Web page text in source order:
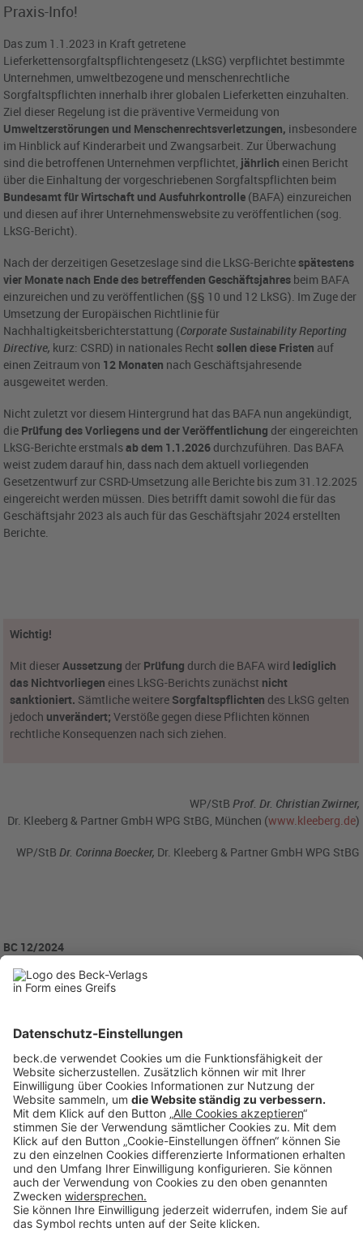
Praxis-Info!
Das zum 1.1.2023 in Kraft getretene
Lieferkettensorgfaltspflichtengesetz (LkSG) verpflichtet bestimmte
Unternehmen, umweltbezogene und menschenrechtliche
Sorgfaltspflichten innerhalb ihrer globalen Lieferketten einzuhalten.
Ziel dieser Regelung ist die präventive Vermeidung von
Umweltzerstörungen und Menschenrechtsverletzungen, insbesondere
im Hinblick auf Kinderarbeit und Zwangsarbeit. Zur Überwachung
sind die betroffenen Unternehmen verpflichtet, jährlich einen Bericht
über die Einhaltung der vorgeschriebenen Sorgfaltspflichten beim
Bundesamt für Wirtschaft und Ausfuhrkontrolle (BAFA) einzureichen
und diesen auf ihrer Unternehmenswebsite zu veröffentlichen (sog.
LkSG-Bericht).
Nach der derzeitigen Gesetzeslage sind die LkSG-Berichtespätestens
vier Monate nach Ende des betreffenden Geschäftsjahres beim BAFA
einzureichen und zu veröffentlichen (§§ 10 und 12 LkSG). Im Zuge der
Umsetzung der Europäischen Richtlinie für
Nachhaltigkeitsberichterstattung (Corporate Sustainability Reporting
Directive, kurz: CSRD) in nationales Rechtsollen diese Fristen auf
einen Zeitraum von 12 Monaten nach Geschäftsjahresende
ausgeweitet werden.
Nicht zuletzt vor diesem Hintergrund hat das BAFA nun angekündigt,
die Prüfung des Vorliegens und der Veröffentlichung der eingereichten
LkSG-Berichte erstmalsab dem 1.1.2026 durchzuführen. Das BAFA
weist zudem darauf hin, dass nach dem aktuell vorliegenden
Gesetzentwurf zur CSRD-Umsetzung alle Berichte bis zum 31.12.2025
eingereicht werden müssen. Dies betrifft damit sowohl die für das
Geschäftsjahr 2023 als auch für das Geschäftsjahr 2024 erstellten
Berichte.
Wichtig!
Mit dieserAussetzung der Prüfung durch die BAFA wird lediglich
das Nichtvorliegen eines LkSG-Berichts zunächst nicht
sanktioniert. Sämtliche weitere Sorgfaltspflichten des LkSG gelten
jedoch unverändert; Verstöße gegen diese Pflichten können
rechtliche Konsequenzen nach sich ziehen.
WP/StB Prof. Dr. Christian Zwirner,
Dr. Kleeberg & Partner GmbH WPG StBG, München (www.kleeberg.de)
WP/StB Dr. Corinna Boecker, Dr. Kleeberg & Partner GmbH WPG StBG
BC 12/2024
BC20241205
Anzeigen